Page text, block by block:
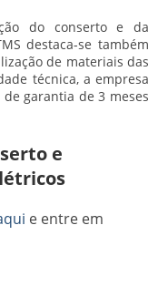
do conserto e da
destaca-se também
de materiais das
técnica, a empresa
garantia de 3 meses
e
e entre em